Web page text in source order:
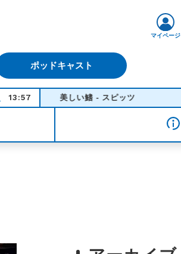
ポッドキャスト
マイページ
13:57美しい鰭 - スピッツ